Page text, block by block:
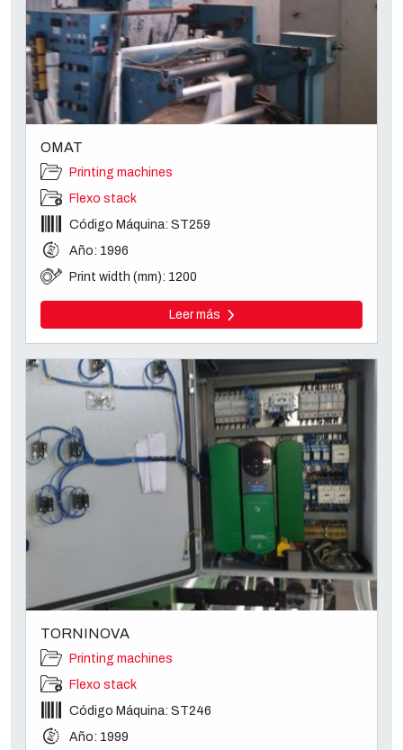
OMAT
Printing machines
Flexo stack
Código Máquina: ST259
Año: 1996
Print width (mm): 1200
Leer más
TORNINOVA
Printing machines
Flexo stack
Código Máquina: ST246
Año: 1999